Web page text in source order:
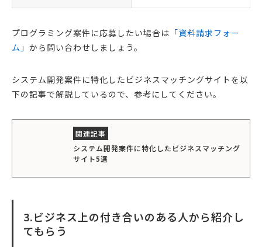
プログラミング案件に応募したい場合は 「資料請求フォー
ム」 から問い合わせしましょう。
システム開発案件に特化したビジネスマッチングサイトを以
下の記事で解説しているので、参考にしてください。
システム開発案件に特化したビジネスマッチング
サイト5選
3.ビジネス上の付き合いのある人から紹介し
てもらう